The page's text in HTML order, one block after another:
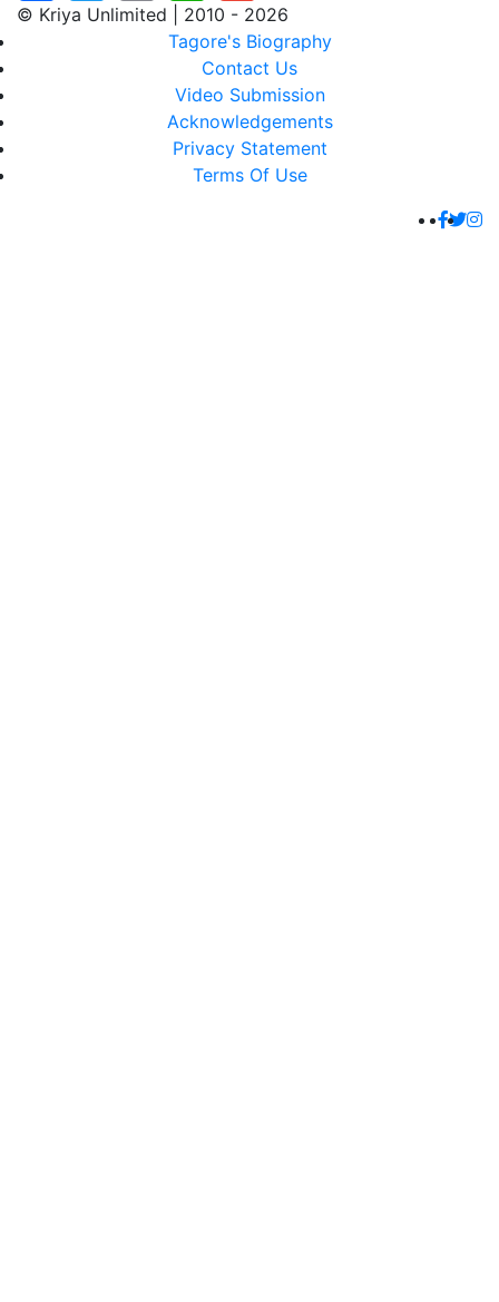
© Kriya Unlimited | 2010 - 2026
Tagore's Biography
Contact Us
Video Submission
Acknowledgements
Privacy Statement
Terms Of Use